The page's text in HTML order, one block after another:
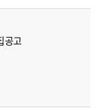
공고